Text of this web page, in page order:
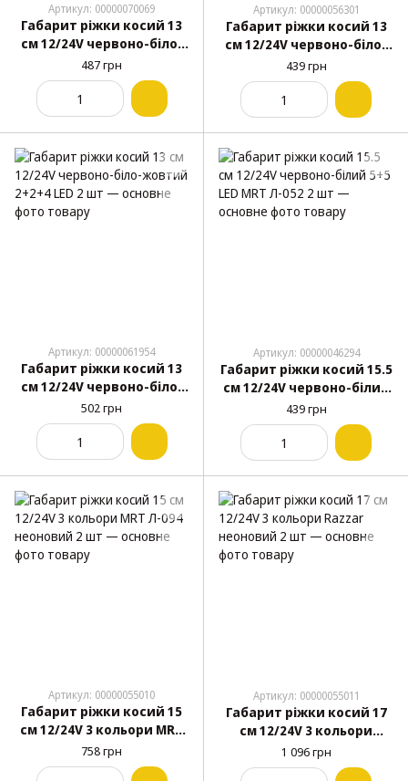
Артикул: 00000070069
Габарит ріжки косий 13
см 12/24V червоно-біло-
жовтий 1+1+2 LED KIR
Л-156 2 шт
487 грн
Артикул: 00000056301
Габарит ріжки косий 13
см 12/24V червоно-біло-
жовтий 1+1+2 LED MRT
Л-081 2 шт
439 грн
Артикул: 00000061954
Габарит ріжки косий 13
см 12/24V червоно-біло-
жовтий 2+2+4 LED 2 шт
502 грн
Артикул: 00000046294
Габарит ріжки косий 15.5
см 12/24V червоно-білий
5+5 LED MRT Л-052 2 шт
439 грн
Артикул: 00000055010
Габарит ріжки косий 15
см 12/24V 3 кольори MRT
Л-094 неоновий 2 шт
758 грн
Артикул: 00000055011
Габарит ріжки косий 17
см 12/24V 3 кольори
Razzar неоновий 2 шт
1 096 грн